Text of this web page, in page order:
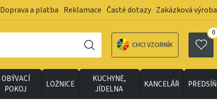
Doprava a platba Reklamace Časté dotazy Zakázková výroba
CHCI VZORNÍK
0
OBÝVACÍ
POKOJ
LOŽNICE
KUCHYNĚ,
JÍDELNA
KANCELÁŘ PŘEDSÍŇ